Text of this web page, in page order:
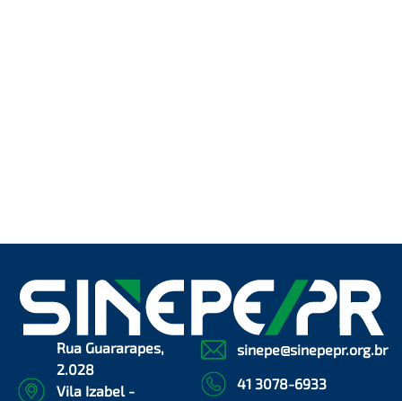
Rua Guararapes,
2.028
Vila Izabel -
sinepe@sinepepr.org.br
41 3078-6933